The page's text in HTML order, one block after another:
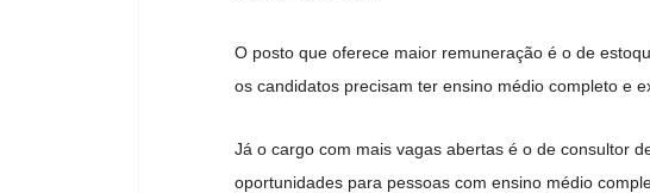
O posto que oferece maior remuneração é o de
os candidatos precisam ter ensino médio completo e
Já o cargo com mais vagas abertas é o de consultor
oportunidades para pessoas com ensino médio